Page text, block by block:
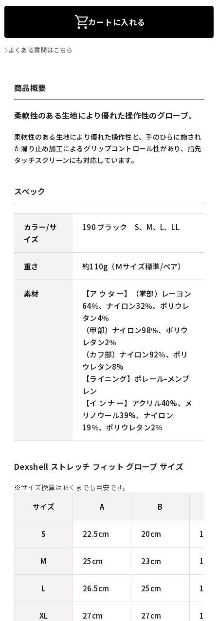
カートに入れる
よくある質問はこちら
商品概要
柔軟性のある生地により優れた操作性のグローブ。
柔軟性のある生地により優れた操作性と、手のひらに施され
た滑り止め加工によるグリップコントロール性があり、指先
タッチスクリーンにも対応しています。
スペック
カラー/サ
イズ
190 ブラック S、M、L、LL
重さ 約110g（Ｍサイズ標準/ペア）
素材
【ア ウ タ ー】（掌部）レーヨン
64％、ナイロン32％、ポリウレ
タン4％
（甲部）ナイロン98％、ポリウ
レタン2％
（カフ部）ナイロン92％、ポリ
ウレタン8%
【ライニング】ポレール メンブ
レン
【イ ン ナ ー】アクリル40%、メ
リノウール39%、ナイロン
19％、ポリウレタン2％
Dexshell ストレッチ フィット グローブ サイズ
※サイズ換算はあくまでも目安です。
サイズ A B
S 22.5cm 20cm
M 25cm 23cm
L 26.5cm 25cm
XL 27cm 27cm